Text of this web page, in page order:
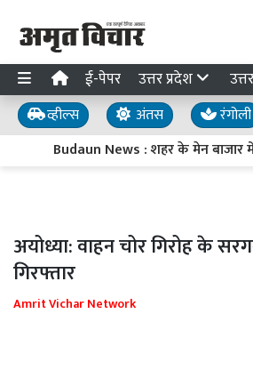
ई-पेपर उत्तर प्रदेश
व्हील्स अंतस रंगोली
Budaun News : शहर के मेन बाजार में
अयोध्या: वाहन चोर गिरोह के
गिरफ्तार
Amrit Vichar Network